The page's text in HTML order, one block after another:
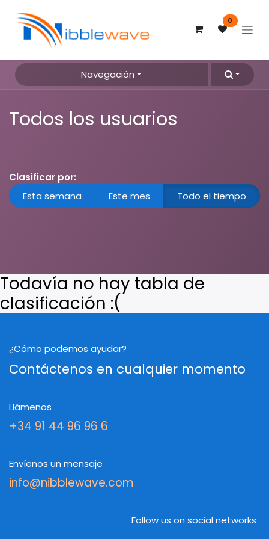
0
Navegación
Todos los usuarios
Clasificar por:
Esta semana
Este mes Todo el tiempo
Todavía no hay tabla de
clasificación :(
¿Cómo podemos ayudar?
Contáctenos en cualquier momento
Llámenos
+34 91 44 96 96 6
Envíenos un mensaje
info@nibblewave.com
Follow us on social networks